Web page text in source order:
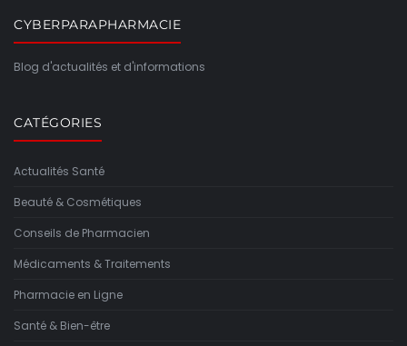
CYBERPARAPHARMACIE
Blog d'actualités et d'informations
CATÉGORIES
Actualités Santé
Beauté & Cosmétiques
Conseils de Pharmacien
Médicaments & Traitements
Pharmacie en Ligne
Santé & Bien-être